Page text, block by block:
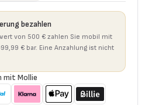
bezahlen
von 500 € zahlen Sie mobil mit
€ bar. Eine Anzahlung ist nicht
mit Mollie